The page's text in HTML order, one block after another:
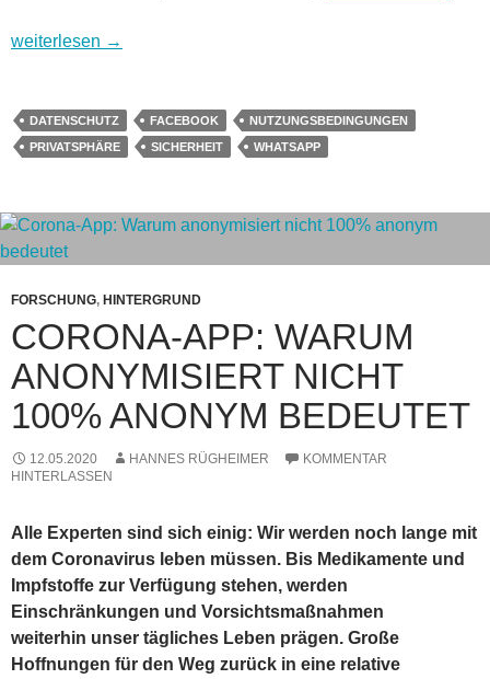
WhatsApp und Datenschutz – Was steckt in den neuen
weiterlesen →
DATENSCHUTZ FACEBOOK
NUTZUNGSBEDINGUNGEN
PRIVATSPHÄRE
SICHERHEIT WHATSAPP
FORSCHUNG, HINTERGRUND
CORONA-APP: WARUM
ANONYMISIERT NICHT
100% ANONYM BEDEUTET
12.05.2020 HANNES RÜGHEIMER
KOMMENTAR
HINTERLASSEN
Alle Experten sind sich einig: Wir werden noch lange mit
dem Coronavirus leben müssen. Bis Medikamente und
Impfstoffe zur Verfügung stehen, werden
Einschränkungen und Vorsichtsmaßnahmen
weiterhin unser tägliches Leben prägen. Große
Hoffnungen für den Weg zurück in eine relative